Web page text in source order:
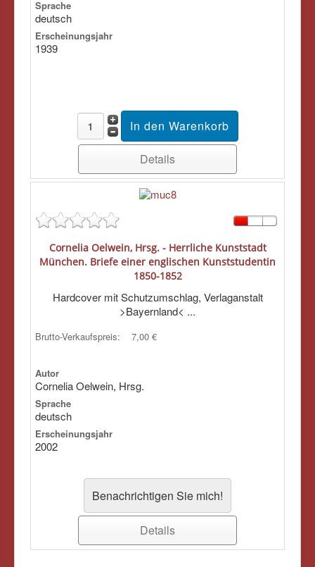
Sprache
deutsch
Erscheinungsjahr
1939
Details
Cornelia Oelwein, Hrsg. - Herrliche Kunststadt
München. Briefe einer englischen Kunststudentin
1850-1852
Hardcover mit Schutzumschlag, Verlaganstalt
>Bayernland< ...
Brutto-Verkaufspreis: 7,00 €
Autor
Cornelia Oelwein, Hrsg.
Sprache
deutsch
Erscheinungsjahr
2002
Benachrichtigen Sie mich!
Details